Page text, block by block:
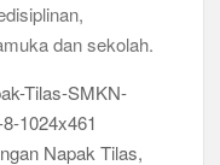
704 Pramuka
Generasi Tangguh
dan sekolah.